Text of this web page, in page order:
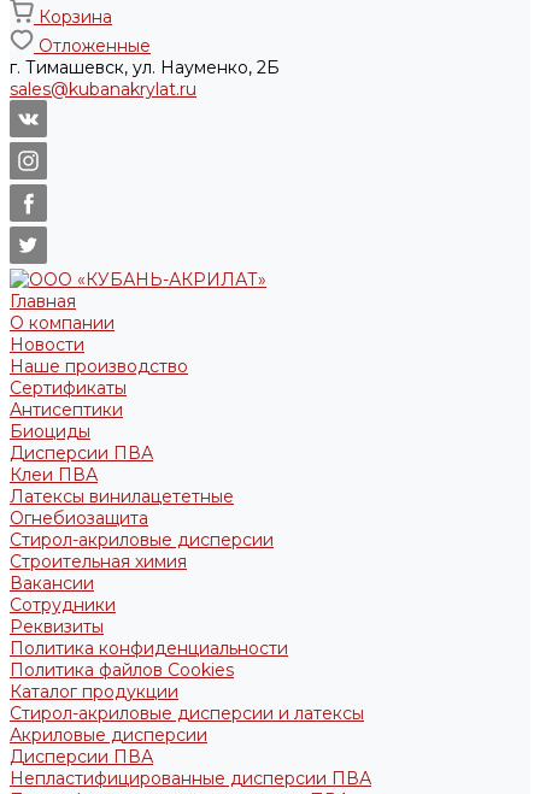
Корзина
Отложенные
г. Тимашевск, ул. Науменко, 2Б
sales@kubanakrylat.ru
Главная
О компании
Новости
Наше производство
Сертификаты
Антисептики
Биоциды
Дисперсии ПВА
Клеи ПВА
Латексы винилацететные
Огнебиозащита
Стирол-акриловые дисперсии
Строительная химия
Вакансии
Сотрудники
Реквизиты
Политика конфиденциальности
Политика файлов Cookies
Каталог продукции
Стирол-акриловые дисперсии и латексы
Акриловые дисперсии
Дисперсии ПВА
Непластифицированные дисперсии ПВА